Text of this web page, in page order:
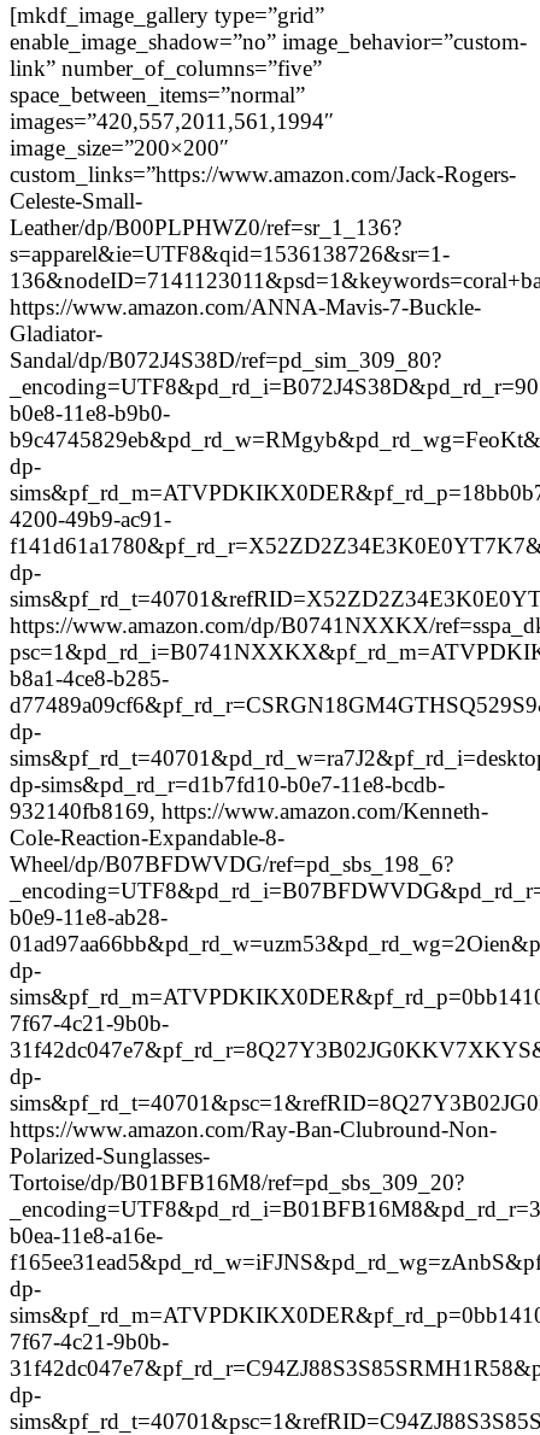
[mkdf_image_gallery type=”grid”
enable_image_shadow=”no” image_behavior=”custom-
link” number_of_columns=”five”
space_between_items=”normal”
images=”420,557,2011,561,1994″
image_size=”200×200″
custom_links=”https://www.amazon.com/Jack-Rogers-
Celeste-Small-
Leather/dp/B00PLPHWZ0/ref=sr_1_136?
s=apparel&ie=UTF8&qid=1536138726&sr=1-
https://www.amazon.com/ANNA-Mavis-7-Buckle-
Gladiator-
Sandal/dp/B072J4S38D/ref=pd_sim_309_80?
b0e8-11e8-b9b0-
dp-
4200-49b9-ac91-
dp-
https://www.amazon.com/dp/B0741NXXKX/
b8a1-4ce8-b285-
dp-
dp-sims&pd_rd_r=d1b7fd10-b0e7-11e8-bcdb-
932140fb8169, https://www.amazon.com/Kenneth-
Cole-Reaction-Expandable-8-
Wheel/dp/B07BFDWVDG/ref=pd_sbs_198_6?
b0e9-11e8-ab28-
dp-
7f67-4c21-9b0b-
dp-
https://www.amazon.com/Ray-Ban-Clubround-Non-
Polarized-Sunglasses-
Tortoise/dp/B01BFB16M8/ref=pd_sbs_309_20?
b0ea-11e8-a16e-
dp-
7f67-4c21-9b0b-
dp-